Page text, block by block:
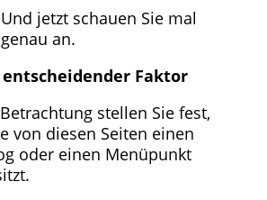
jetzt schauen Sie mal
an.
Faktor
stellen Sie fest,
von diesen Seiten einen
oder einen Menüpunkt